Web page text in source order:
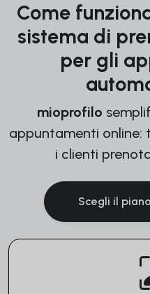
Come
sistema di
per gli
mioprofilo
appuntamenti online:
i clienti
Scegli il